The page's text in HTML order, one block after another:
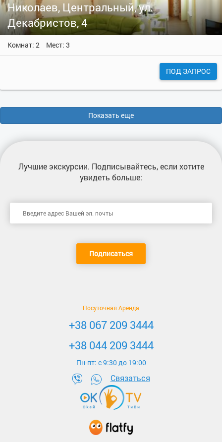
Николаев, Центральный, ул.
Декабристов, 4
Комнат: 2 Мест: 3
ПОД ЗАПРОС
Показать еще
Лучшие экскурсии. Подписывайтесь, если хотите
увидеть больше:
Подписаться
Посуточная Аренда
+38 067 209 3444
+38 044 209 3444
Пн-пт: c 9:30 до 19:00
Связаться